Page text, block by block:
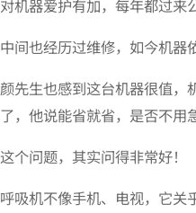
对机器爱护有加，每年都过来
中间也经历过维修，如今机器
颜先生也感到这台机器很值，
了，他说能省就省，是否不用
这个问题，其实问得非常好！
呼吸机不像手机、电视，它